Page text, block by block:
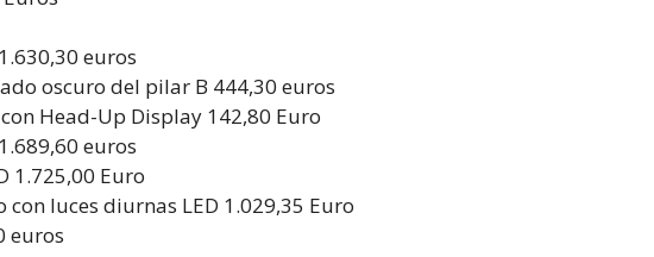
euros
oscuro del pilar B 444,30 euros
Head-Up Display 142,80 Euro
euros
1.725,00 Euro
luces diurnas LED 1.029,35 Euro
euros